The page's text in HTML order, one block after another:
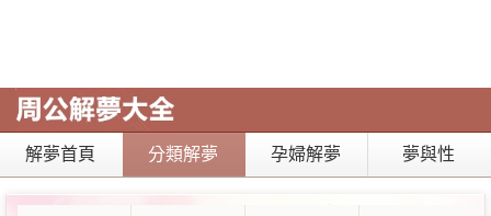
解夢首頁 分類解夢 孕婦解夢 夢與性